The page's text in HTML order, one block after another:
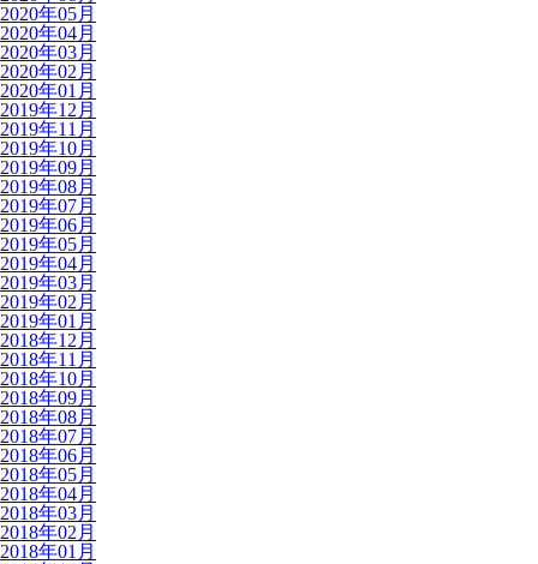
2020年05月
2020年04月
2020年03月
2020年02月
2020年01月
2019年12月
2019年11月
2019年10月
2019年09月
2019年08月
2019年07月
2019年06月
2019年05月
2019年04月
2019年03月
2019年02月
2019年01月
2018年12月
2018年11月
2018年10月
2018年09月
2018年08月
2018年07月
2018年06月
2018年05月
2018年04月
2018年03月
2018年02月
2018年01月